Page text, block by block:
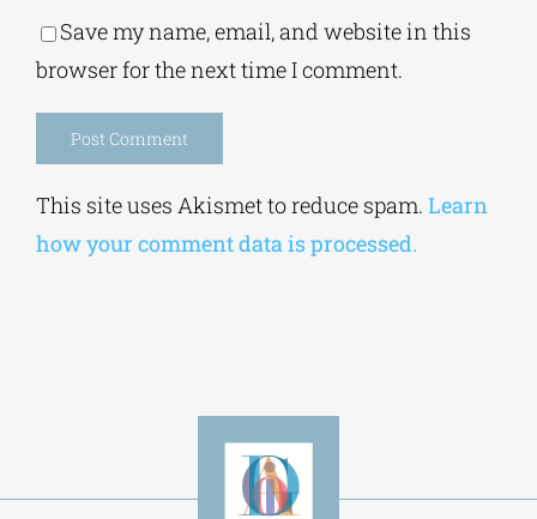
Save my name, email, and website in this
Alternative:
This site uses Akismet to reduce spam.